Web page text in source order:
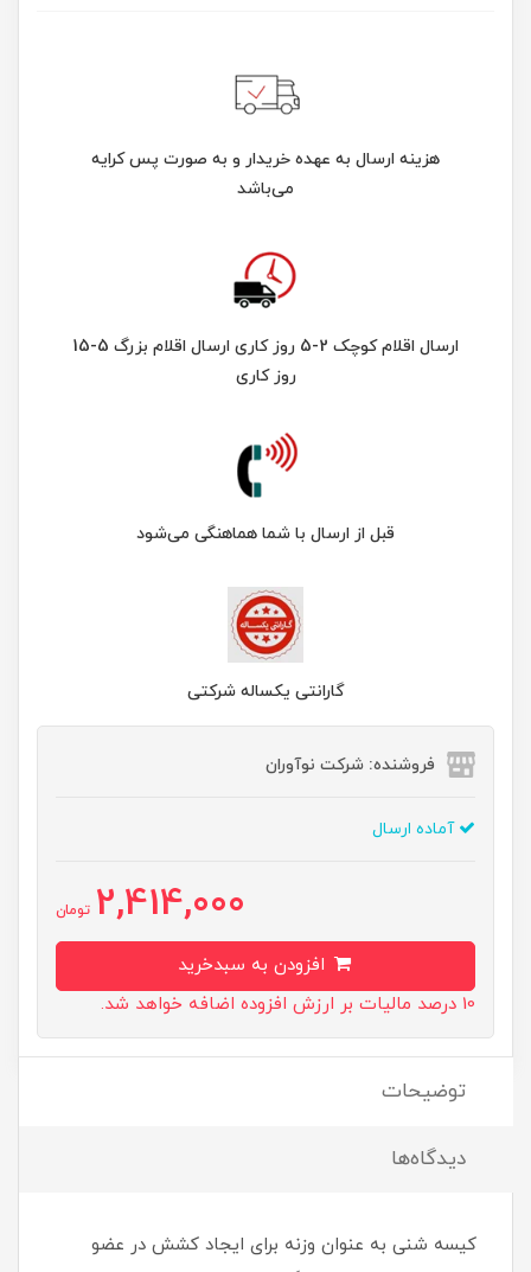
هزینه ارسال به عهده خریدار و به صورت پس کرایه
می‌باشد
ارسال اقلام کوچک 2-5 روز کاری ارسال اقلام بزرگ 5-15
روز کاری
قبل از ارسال با شما هماهنگی می‌شود
گارانتی یکساله شرکتی
فروشنده: شرکت نوآوران
آماده ارسال
2,414,000 تومان
10 درصد مالیات بر ارزش افزوده اضافه خواهد شد.
توضیحات
دیدگاه‌ها
کیسه شنی به عنوان وزنه برای ایجاد کشش در عضو